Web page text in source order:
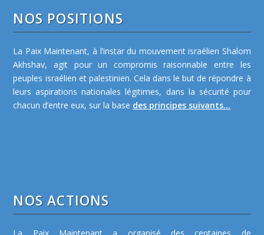
NOS POSITIONS
La Paix Maintenant, à l’instar du mouvement israélien Shalom
Akhshav, agit pour un compromis raisonnable entre les
peuples israélien et palestinien. Cela dans le but de répondre à
leurs aspirations nationales légitimes, dans la sécurité pour
chacun d’entre eux, sur la base des principes suivants...
NOS ACTIONS